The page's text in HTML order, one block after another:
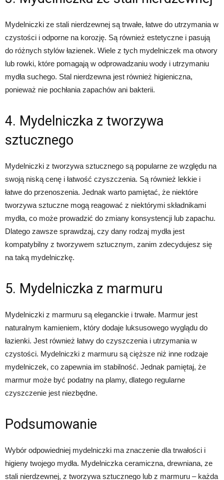
Mydelniczki ze stali nierdzewnej są trwałe, łatwe do utrzymania w
czystości i odporne na korozję. Są również estetyczne i pasują
do różnych stylów łazienek. Wiele z tych mydelniczek ma otwory
lub rowki, które pomagają w odprowadzaniu wody i utrzymaniu
mydła suchego. Stal nierdzewna jest również higieniczna,
ponieważ nie pochłania zapachów ani bakterii.
4. Mydelniczka z tworzywa
sztucznego
Mydelniczki z tworzywa sztucznego są popularne ze względu na
swoją niską cenę i łatwość czyszczenia. Są również lekkie i
łatwe do przenoszenia. Jednak warto pamiętać, że niektóre
tworzywa sztuczne mogą reagować z niektórymi składnikami
mydła, co może prowadzić do zmiany konsystencji lub zapachu.
Dlatego zawsze sprawdzaj, czy dany rodzaj mydła jest
kompatybilny z tworzywem sztucznym, zanim zdecydujesz się
na taką mydelniczkę.
5. Mydelniczka z marmuru
Mydelniczki z marmuru są eleganckie i trwałe. Marmur jest
naturalnym kamieniem, który dodaje luksusowego wyglądu do
łazienki. Jest również łatwy do czyszczenia i utrzymania w
czystości. Mydelniczki z marmuru są cięższe niż inne rodzaje
mydelniczek, co zapewnia im stabilność. Jednak pamiętaj, że
marmur może być podatny na plamy, dlatego regularne
czyszczenie jest niezbędne.
Podsumowanie
Wybór odpowiedniej mydelniczki ma znaczenie dla trwałości i
higieny twojego mydła. Mydelniczka ceramiczna, drewniana, ze
stali nierdzewnej, z tworzywa sztucznego lub z marmuru – każda